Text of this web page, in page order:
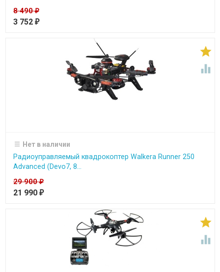
8 490₽
3 752 ₽


Нет в наличии
Радиоуправляемый квадрокоптер Walkera Runner 250
Advanced (Devo7, 8...
29 900₽
21 990 ₽

